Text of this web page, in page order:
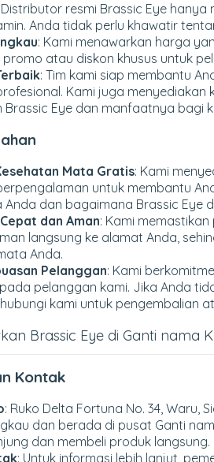
Distributor resmi Brassic Eye
Anda tidak perlu khawatir
: Kami menawarkan harga
atau diskon khusus untuk
: Tim kami siap membantu
Kami juga menyediakan
Brassic Eye dan manfaatnya bagi
Mata Gratis: Kami
untuk membantu
Anda dan bagaimana Brassic Eye
dan Aman: Kami
langsung ke alamat Anda,
Anda.
Pelanggan: Kami
pelanggan kami. Jika Anda
kami untuk pengembalian
Brassic Eye di Ganti nama
Kontak
: Ruko Delta Fortuna No. 34, Waru,
dan berada di pusat Ganti
dan membeli produk langsung.
: Untuk informasi lebih lanjut,